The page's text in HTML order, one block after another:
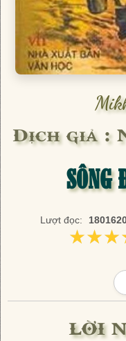
Dịch giả :
SÔNG
Lượt đọc:
LỜI